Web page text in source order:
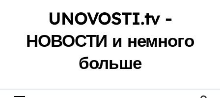
UNOVOSTI.tv -
НОВОСТИ и немного
больше